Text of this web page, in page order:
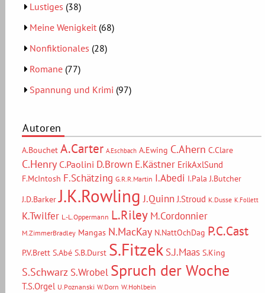
Lustiges (38)
Meine Wenigkeit (68)
Nonfiktionales (28)
Romane (77)
Spannung und Krimi (97)
Autoren
A.Bouchet A.Carter A.Eschbach A.Ewing C.Ahern C.Clare
C.Henry C.Paolini D.Brown E.Kästner ErikAxlSund
F.McIntosh F.Schätzing G.R.R.Martin I.Abedi I.Pala J.Butcher
J.D.Barker J.K.Rowling J.Quinn J.Stroud K.Dusse K.Follett
K.Twilfer L.-L.Oppermann L.Riley M.Cordonnier
M.ZimmerBradley Mangas N.MacKay N.NattOchDag P.C.Cast
P.V.Brett S.Abé S.B.Durst S.Fitzek S.J.Maas S.King
S.Schwarz S.Wrobel Spruch der Woche
T.S.Orgel U.Poznanski W.Dorn W.Hohlbein